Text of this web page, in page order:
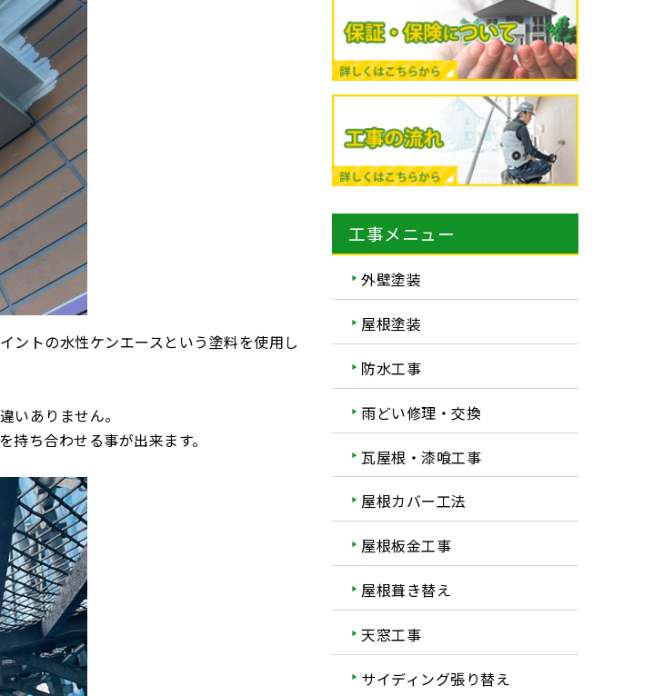
ントの水性ケンエースという塗料を使用し
いありません。
ち合わせる事が出来ます。
工事メニュー
外壁塗装
屋根塗装
防水工事
雨どい修理・交換
瓦屋根・漆喰工事
屋根カバー工法
屋根板金工事
屋根葺き替え
天窓工事
サイディング張り替え